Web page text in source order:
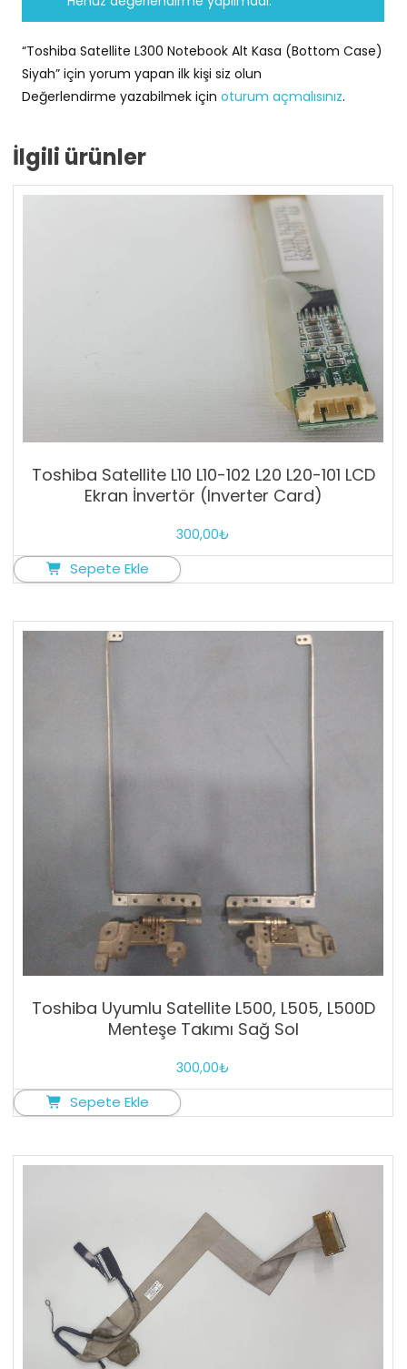
“Toshiba Satellite L300 Notebook Alt Kasa (Bottom Case)
Siyah” için yorum yapan ilk kişi siz olun
Değerlendirme yazabilmek içinoturum açmalısınız.
İlgili ürünler
Toshiba Satellite L10 L10-102 L20 L20-101 LCD
Ekran İnvertör (Inverter Card)
300,00₺
Sepete Ekle
Toshiba Uyumlu Satellite L500, L505, L500D
Menteşe Takımı Sağ Sol
300,00₺
Sepete Ekle